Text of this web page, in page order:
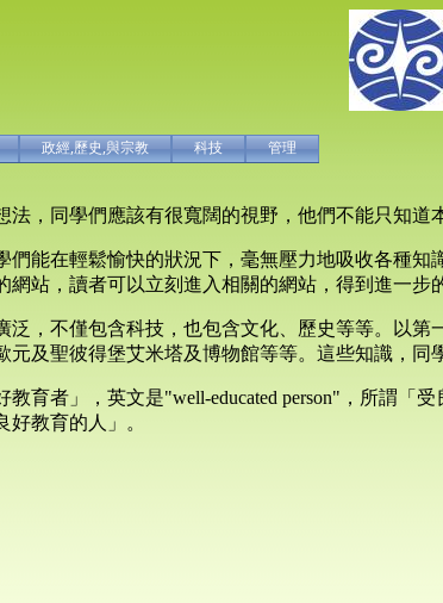
政經,歷史,與宗教 科技 管理
，同學們應該有很寬闊的視野，他們不能只知道
們能在輕鬆愉快的狀況下，毫無壓力地吸收各種
站，讀者可以立刻進入相關的網站，得到進一步
，不僅包含科技，也包含文化、歷史等等。以第
及聖彼得堡艾米塔及博物館等等。這些知識，同
育者」，英文是"well-educated person"，所謂
教育的人」。